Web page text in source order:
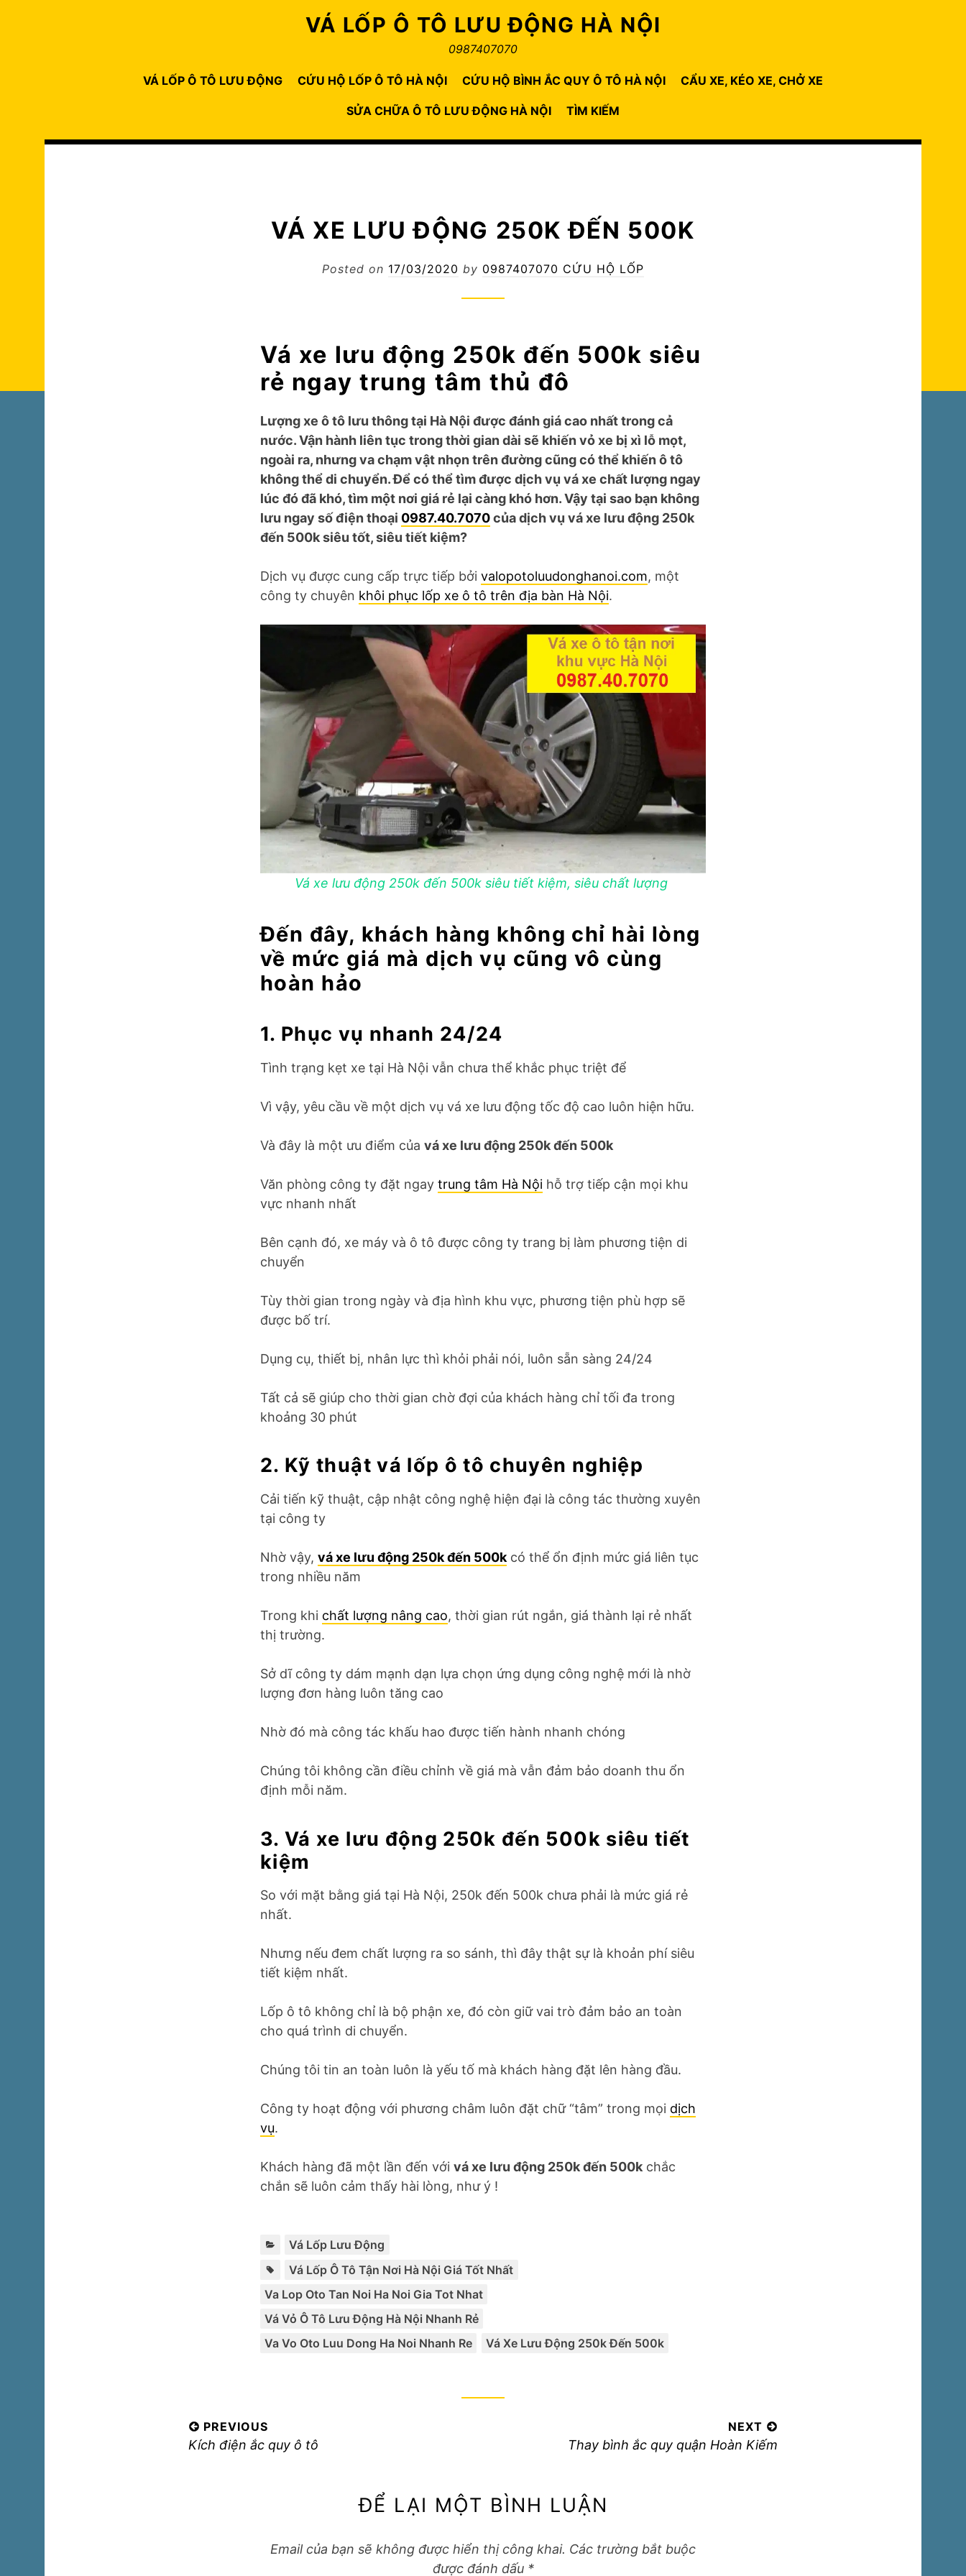
VÁ LỐP Ô TÔ LƯU ĐỘNG HÀ NỘI
0987407070
VÁ LỐP Ô TÔ LƯU ĐỘNG CỨU HỘ LỐP Ô TÔ HÀ NỘI CỨU HỘ BÌNH ẮC QUY Ô TÔ HÀ NỘI CẨU XE, KÉO XE, CHỞ XE
SỬA CHỮA Ô TÔ LƯU ĐỘNG HÀ NỘI TÌM KIẾM
VÁ XE LƯU ĐỘNG 250K ĐẾN 500K
Posted on 17/03/2020 by 0987407070 CỨU HỘ LỐP
Vá xe lưu động 250k đến 500k siêu
rẻ ngay trung tâm thủ đô
Lượng xe ô tô lưu thông tại Hà Nội được đánh giá cao nhất trong cả
nước. Vận hành liên tục trong thời gian dài sẽ khiến vỏ xe bị xì lỗ mọt,
ngoài ra, nhưng va chạm vật nhọn trên đường cũng có thể khiến ô tô
không thể di chuyển. Để có thể tìm được dịch vụ vá xe chất lượng ngay
lúc đó đã khó, tìm một nơi giá rẻ lại càng khó hơn. Vậy tại sao bạn không
lưu ngay số điện thoại 0987.40.7070của dịch vụ vá xe lưu động 250k
đến 500k siêu tốt, siêu tiết kiệm?
Dịch vụ được cung cấp trực tiếp bởi valopotoluudonghanoi.com, một
công ty chuyên khôi phục lốp xe ô tô trên địa bàn Hà Nội.
Vá xe lưu động 250k đến 500k siêu tiết kiệm, siêu chất lượng
Đến đây, khách hàng không chỉ hài lòng
về mức giá mà dịch vụ cũng vô cùng
hoàn hảo
1. Phục vụ nhanh 24/24
Tình trạng kẹt xe tại Hà Nội vẫn chưa thể khắc phục triệt để
Vì vậy, yêu cầu về một dịch vụ vá xe lưu động tốc độ cao luôn hiện hữu.
Và đây là một ưu điểm của vá xe lưu động 250k đến 500k
Văn phòng công ty đặt ngay trung tâm Hà Nội hỗ trợ tiếp cận mọi khu
vực nhanh nhất
Bên cạnh đó, xe máy và ô tô được công ty trang bị làm phương tiện di
chuyển
Tùy thời gian trong ngày và địa hình khu vực, phương tiện phù hợp sẽ
được bố trí.
Dụng cụ, thiết bị, nhân lực thì khỏi phải nói, luôn sẵn sàng 24/24
Tất cả sẽ giúp cho thời gian chờ đợi của khách hàng chỉ tối đa trong
khoảng 30 phút
2. Kỹ thuật vá lốp ô tô chuyên nghiệp
Cải tiến kỹ thuật, cập nhật công nghệ hiện đại là công tác thường xuyên
tại công ty
Nhờ vậy, vá xe lưu động 250k đến 500k có thể ổn định mức giá liên tục
trong nhiều năm
Trong khi chất lượng nâng cao, thời gian rút ngắn, giá thành lại rẻ nhất
thị trường.
Sở dĩ công ty dám mạnh dạn lựa chọn ứng dụng công nghệ mới là nhờ
lượng đơn hàng luôn tăng cao
Nhờ đó mà công tác khấu hao được tiến hành nhanh chóng
Chúng tôi không cần điều chỉnh về giá mà vẫn đảm bảo doanh thu ổn
định mỗi năm.
3. Vá xe lưu động 250k đến 500k siêu tiết
kiệm
So với mặt bằng giá tại Hà Nội, 250k đến 500k chưa phải là mức giá rẻ
nhất.
Nhưng nếu đem chất lượng ra so sánh, thì đây thật sự là khoản phí siêu
tiết kiệm nhất.
Lốp ô tô không chỉ là bộ phận xe, đó còn giữ vai trò đảm bảo an toàn
cho quá trình di chuyển.
Chúng tôi tin an toàn luôn là yếu tố mà khách hàng đặt lên hàng đầu.
Công ty hoạt động với phương châm luôn đặt chữ “tâm” trong mọi dịch
vụ.
Khách hàng đã một lần đến với vá xe lưu động 250k đến 500k chắc
chắn sẽ luôn cảm thấy hài lòng, như ý !
Vá Lốp Lưu Động
Vá Lốp Ô Tô Tận Nơi Hà Nội Giá Tốt Nhất
Va Lop Oto Tan Noi Ha Noi Gia Tot Nhat
Vá Vỏ Ô Tô Lưu Động Hà Nội Nhanh Rẻ
Va Vo Oto Luu Dong Ha Noi Nhanh Re Vá Xe Lưu Động 250k Đến 500k
Điều
hướng
PREVIOUS
Previous
Kích điện ắc quy ô tô
NEXT
Next
Thay bình ắc quy quận Hoàn Kiếm
ĐỂ LẠI MỘT BÌNH LUẬN
Email của bạn sẽ không được hiển thị công khai. Các trường bắt buộc
được đánh dấu *